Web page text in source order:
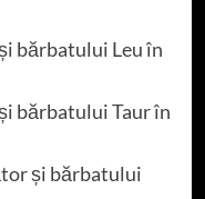
bărbatului Leu în
bărbatului Taur în
și bărbatului